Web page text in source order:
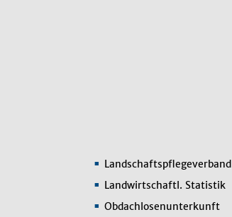
Landschaftspflegeverband
Landwirtschaftl. Statistik
Obdachlosenunterkunft